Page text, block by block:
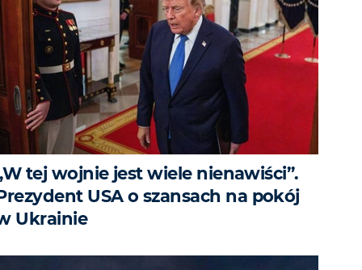
tej wojnie jest wiele nienawiści”.
USA o szansach na pokój
Ukrainie